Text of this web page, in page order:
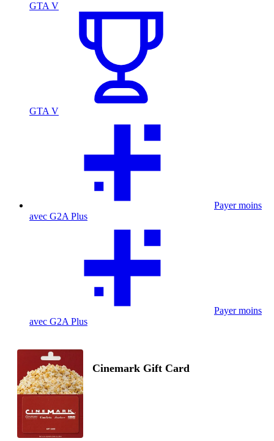
GTA V
GTA V
Payer moins
avec G2A Plus
Payer moins
avec G2A Plus
Cinemark Gift Card